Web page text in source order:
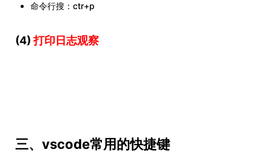
命令行搜：ctr+p
(4)打印日志观察
三、vscode常用的快捷键